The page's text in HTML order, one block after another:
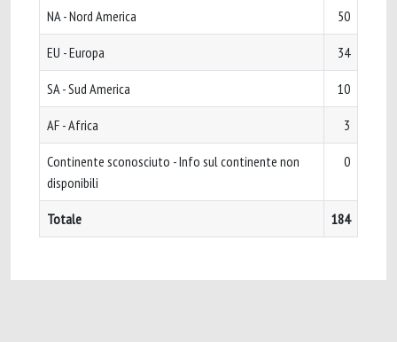
NA - Nord America 50
EU - Europa 34
SA - Sud America 10
AF - Africa 3
Continente sconosciuto - Info sul continente non
disponibili
0
Totale 184